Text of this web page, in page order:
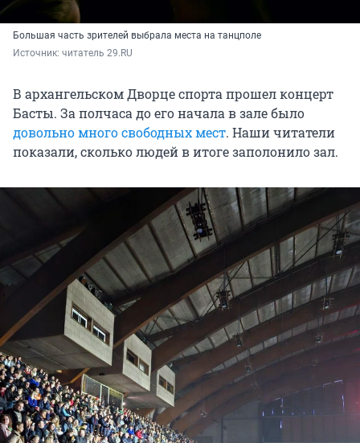
Большая часть зрителей выбрала места на танцполе
Источник: читатель 29.RU
В архангельском Дворце спорта прошел концерт
Басты. За полчаса до его начала в зале было
довольно много свободных мест. Наши читатели
показали, сколько людей в итоге заполонило зал.